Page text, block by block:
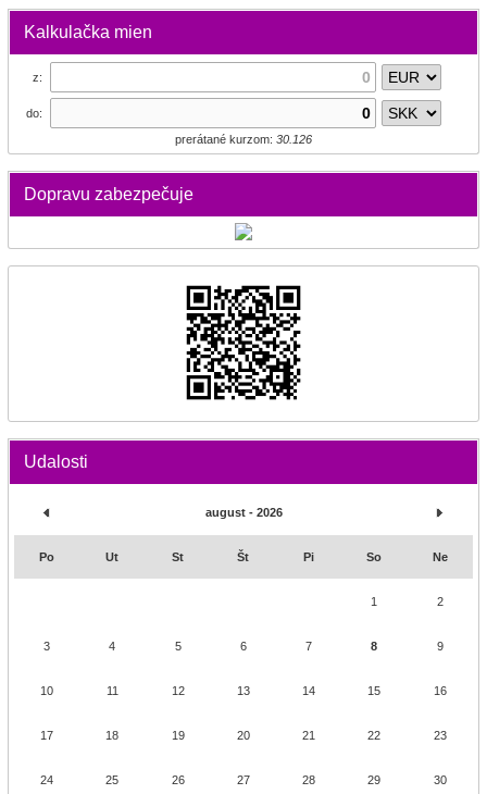
Kalkulačka mien
z:
do:
prerátané kurzom: 30.126
Dopravu zabezpečuje
Udalosti
august - 2026
Po Ut St Št Pi So Ne
1 2
3 4 5 6 7 8 9
10 11 12 13 14 15 16
17 18 19 20 21 22 23
24 25 26 27 28 29 30